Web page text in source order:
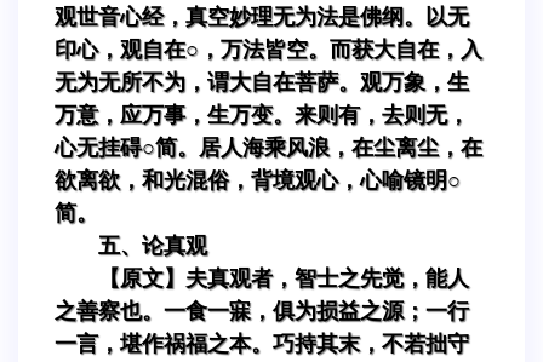
观世音心经，真空妙理无为法是佛纲。以无
印心，观自在○，万法皆空。而获大自在，入
无为无所不为，谓大自在菩萨。观万象，生
万意，应万事，生万变。来则有，去则无，
心无挂碍○简。居人海乘风浪，在尘离尘，在
欲离欲，和光混俗，背境观心，心喻镜明○
简。
五、论真观
【原文】夫真观者，智士之先觉，能人
之善察也。一食一寐，俱为损益之源；一行
一言，堪作祸福之本。巧持其末，不若拙守